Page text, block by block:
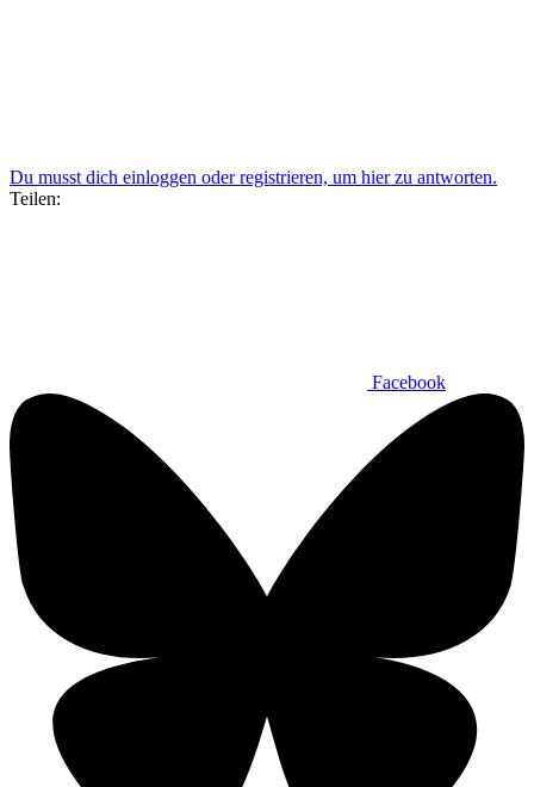
Du musst dich einloggen oder registrieren, um hier zu antworten.
Teilen:
Facebook